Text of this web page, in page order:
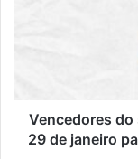
Vencedores
29 de janeiro